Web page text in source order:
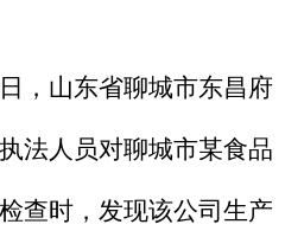
，山东省聊城市东昌府
法人员对聊城市某食品
查时，发现该公司生产